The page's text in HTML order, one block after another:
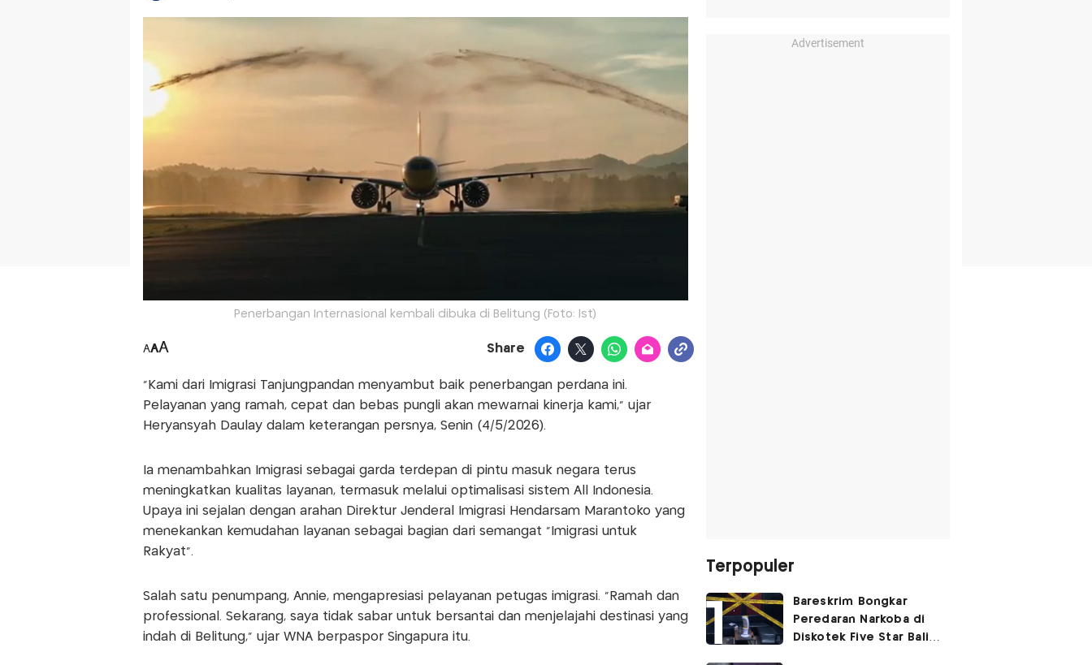
Penerbangan Internasional kembali dibuka di Belitung (Foto: Ist)
AAA Share
“Kami dari Imigrasi Tanjungpandan menyambut baik penerbangan perdana ini.
Pelayanan yang ramah, cepat dan bebas pungli akan mewarnai kinerja kami," ujar
Heryansyah Daulay dalam keterangan persnya, Senin (4/5/2026).
Ia menambahkan Imigrasi sebagai garda terdepan di pintu masuk negara terus
meningkatkan kualitas layanan, termasuk melalui optimalisasi sistem All Indonesia.
Upaya ini sejalan dengan arahan Direktur Jenderal Imigrasi Hendarsam Marantoko yang
menekankan kemudahan layanan sebagai bagian dari semangat “Imigrasi untuk
Rakyat”.
Salah satu penumpang, Annie, mengapresiasi pelayanan petugas imigrasi. “Ramah dan
professional. Sekarang, saya tidak sabar untuk bersantai dan menjelajahi destinasi yang
indah di Belitung,” ujar WNA berpaspor Singapura itu.
Advertisement
Terpopuler
Bareskrim Bongkar
Peredaran Narkoba di
Diskotek Five Star Bali,